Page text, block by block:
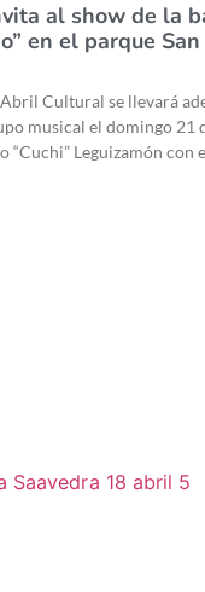
al show de la
en el parque
Cultural se llevará
musical el domingo 21
“Cuchi” Leguizamón con